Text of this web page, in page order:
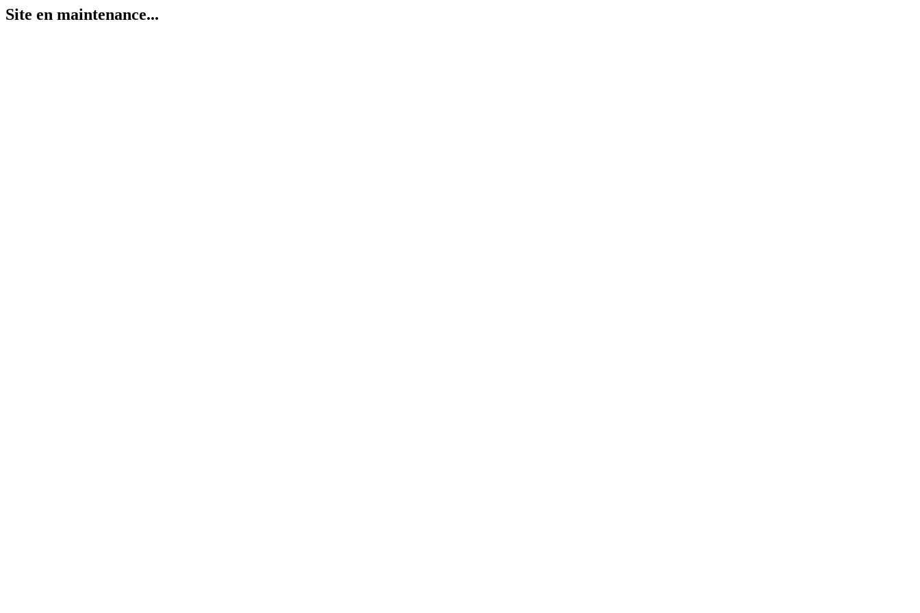
Site en maintenance...